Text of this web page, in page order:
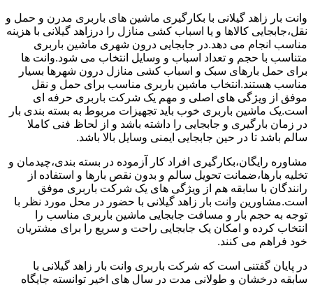
وانت بار زاهد گیلانی با بکارگیری ماشین های باربری مدرن و حمل و
نقل،جابجایی کالاها و یا اسباب کشی منازل را درزاهد گیلانی با هزینه
مناسب انجام می دهد.در جابجایی درون شهری ماشین باربری
متناسب با حجم و تعداد اسباب و وسایل انتخاب می شود.وانت ها
برای حمل بارهای سبک و اسباب کشی منازل درون شهرها بسیار
مناسب هستند.انتخاب ماشین باربری مناسب برای حمل و نقل
موفق از ویژگی های اصلی و مهم یک شرکت باربری حرفه ای
است.یک ماشین باربری خوب باید تجهیزات مربوط به بسته بندی بار
در زمان بارگیری و جابجایی را داشته باشد و از لحاظ فنی کاملا
سالم باشد تا در حین جابجایی ایمنی وسایل بالا باشد.
مشاوره رایگان،بکارگیری افراد کار آزموده در بسته بندی،چیدمان و
تخلیه بارها،ضمانت تحویل سالم و بدون نقص بارها و استفاده از
رانندگان با سابقه هم از ویژگی های یک شرکت باربری موفق
است.مشاورین وانت بار زاهد گیلانی با حضور در محل مورد نظر با
توجه به حجم بار و مسافت جابجایی ماشین باربری مناسب را
انتخاب کرده و امکان یک جابجایی راحت و سریع را برای مشتریان
خود فراهم می کنند.
در پایان گفتنی است که شرکت باربری وانت بار زاهد گیلانی با
سابقه درخشان و طولانی مدت در سال های اخیر توانسته جایگاه